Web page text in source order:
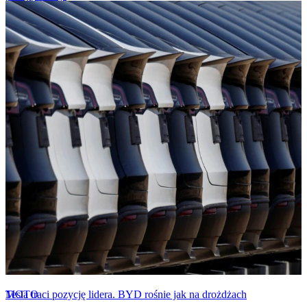
MOTO
Tesla traci pozycję lidera. BYD rośnie jak na drożdżach